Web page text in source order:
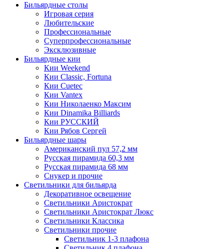
Бильярдные столы
Игровая серия
Любительские
Профессиональные
Суперпрофессиональные
Эксклюзивные
Бильярдные кии
Кии Weekend
Кии Classic, Fortuna
Кии Cuetec
Кии Vantex
Кии Николаенко Максим
Кии Dinamika Billiards
Кии РУССКИЙ
Кии Рябов Сергей
Бильярдные шары
Американский пул 57,2 мм
Русская пирамида 60,3 мм
Русская пирамида 68 мм
Снукер и прочие
Светильники для бильярда
Декоративное освещение
Светильники Аристократ
Светильники Аристократ Люкс
Светильники Классика
Светильники прочие
Светильник 1-3 плафона